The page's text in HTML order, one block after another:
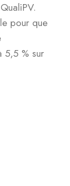
pour que
5,5 % sur